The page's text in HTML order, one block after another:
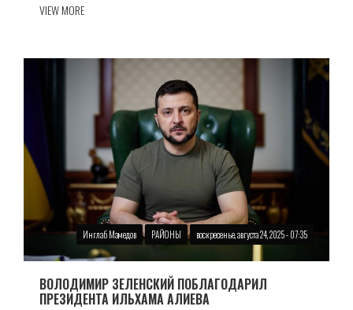
VIEW MORE
Инглаб Мамедов РАЙОНЫ воскресенье, августа 24, 2025 - 07:35
ВОЛОДИМИР ЗЕЛЕНСКИЙ ПОБЛАГОДАРИЛ
ПРЕЗИДЕНТА ИЛЬХАМА АЛИЕВА